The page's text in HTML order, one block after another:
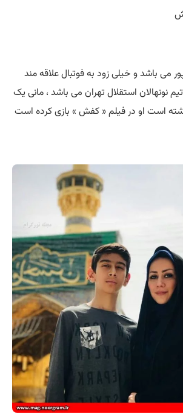
می باشد و خیلی زود به فوتبال علاقه مند
نونهالان استقلال تهران می باشد ، مانی یک
است او در فیلم « کفش » بازی کرده است